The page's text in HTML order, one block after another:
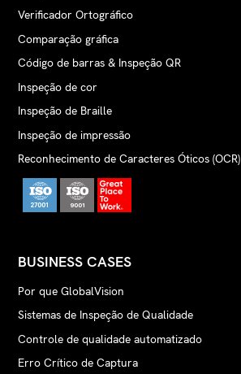
Verificador Ortográfico
Comparação gráfica
Código de barras & Inspeção QR
Inspeção de cor
Inspeção de Braille
Inspeção de impressão
Reconhecimento de Caracteres Óticos (OCR)
BUSINESS CASES
Por que GlobalVision
Sistemas de Inspeção de Qualidade
Controle de qualidade automatizado
Erro Crítico de Captura